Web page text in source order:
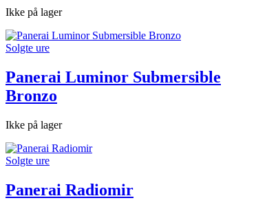
Ikke på lager
Solgte ure
Panerai Luminor Submersible
Bronzo
Ikke på lager
Solgte ure
Panerai Radiomir